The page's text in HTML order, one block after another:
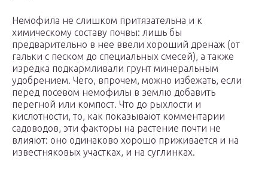
Немофила не слишком притязательна и к
химическому составу почвы: лишь бы
предварительно в нее ввели хороший дренаж (от
гальки с песком до специальных смесей), а также
изредка подкармливали грунт минеральным
удобрением. Чего, впрочем, можно избежать, если
перед посевом немофилы в землю добавить
перегной или компост. Что до рыхлости и
кислотности, то, как показывают комментарии
садоводов, эти факторы на растение почти не
влияют: оно одинаково хорошо приживается и на
известняковых участках, и на суглинках.